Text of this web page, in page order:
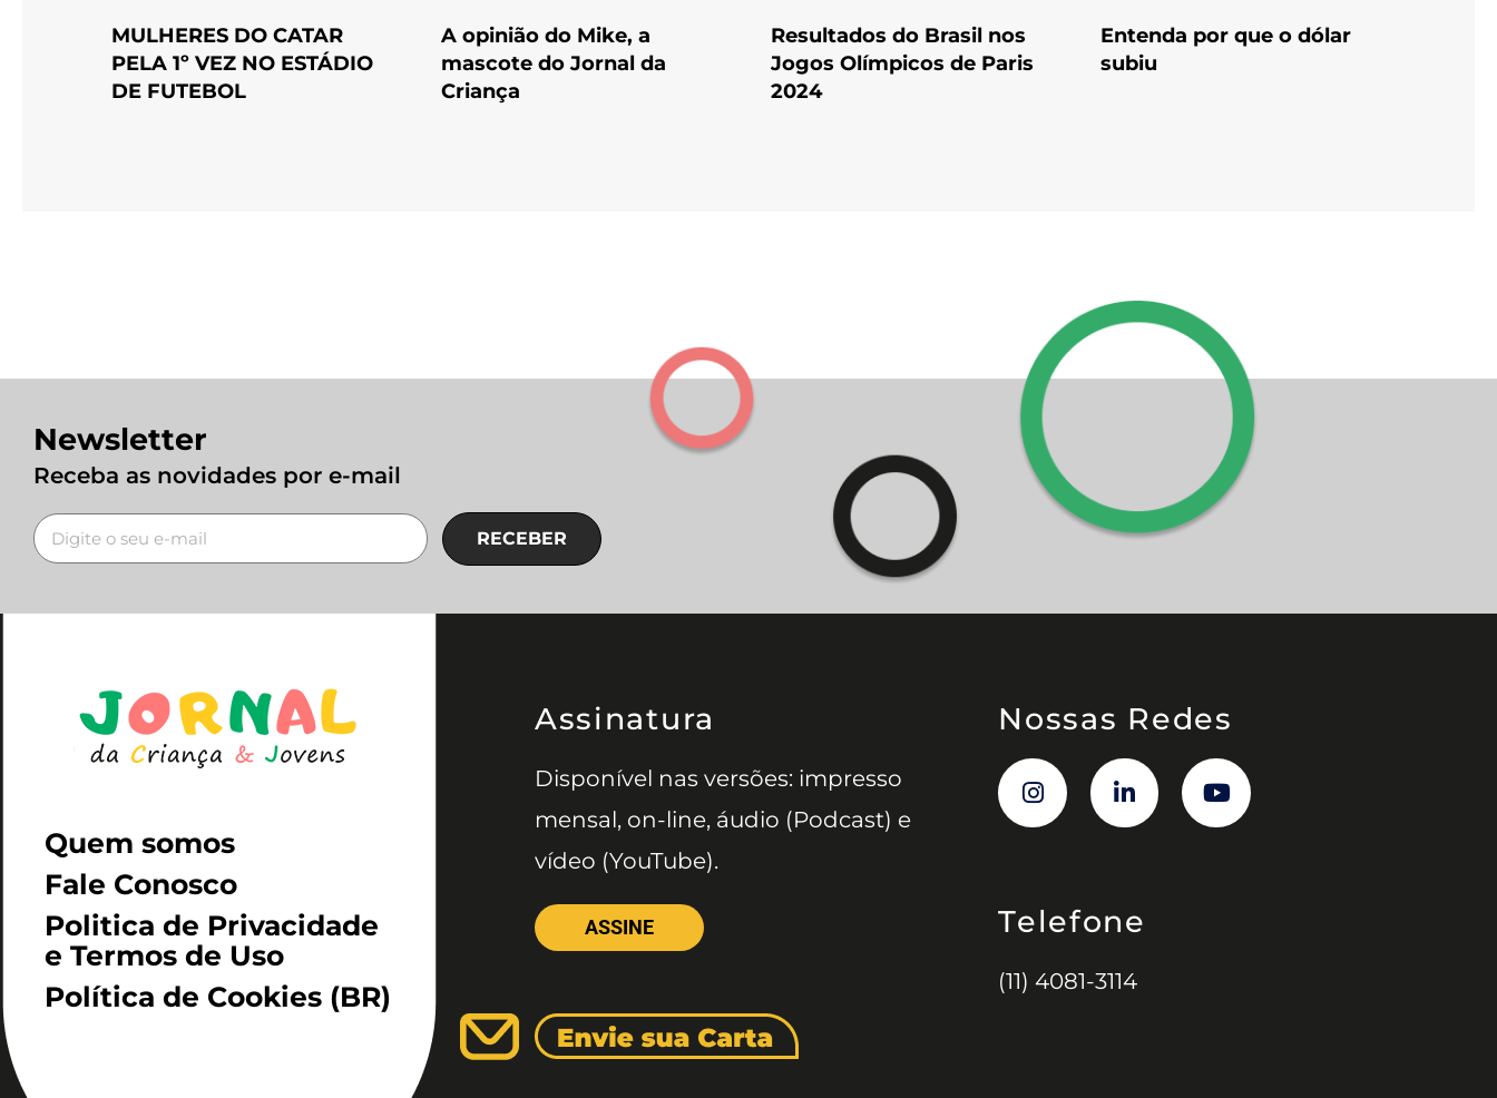
MULHERES DO CATAR
PELA 1º VEZ NO ESTÁDIO
DE FUTEBOL
A opinião do Mike, a
mascote do Jornal da
Criança
Resultados do Brasil nos
Jogos Olímpicos de Paris
2024
Entenda por que o dólar
subiu
Newsletter
Receba as novidades por e-mail
RECEBER
Quem somos
Fale Conosco
Politica de Privacidade
e Termos de Uso
Política de Cookies (BR)
Assinatura
Disponível nas versões: impresso
mensal, on-line, áudio (Podcast) e
vídeo (YouTube).
ASSINE
Nossas Redes
Telefone
(11) 4081-3114